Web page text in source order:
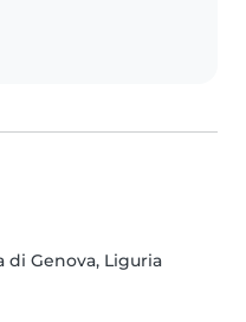
di Genova, Liguria